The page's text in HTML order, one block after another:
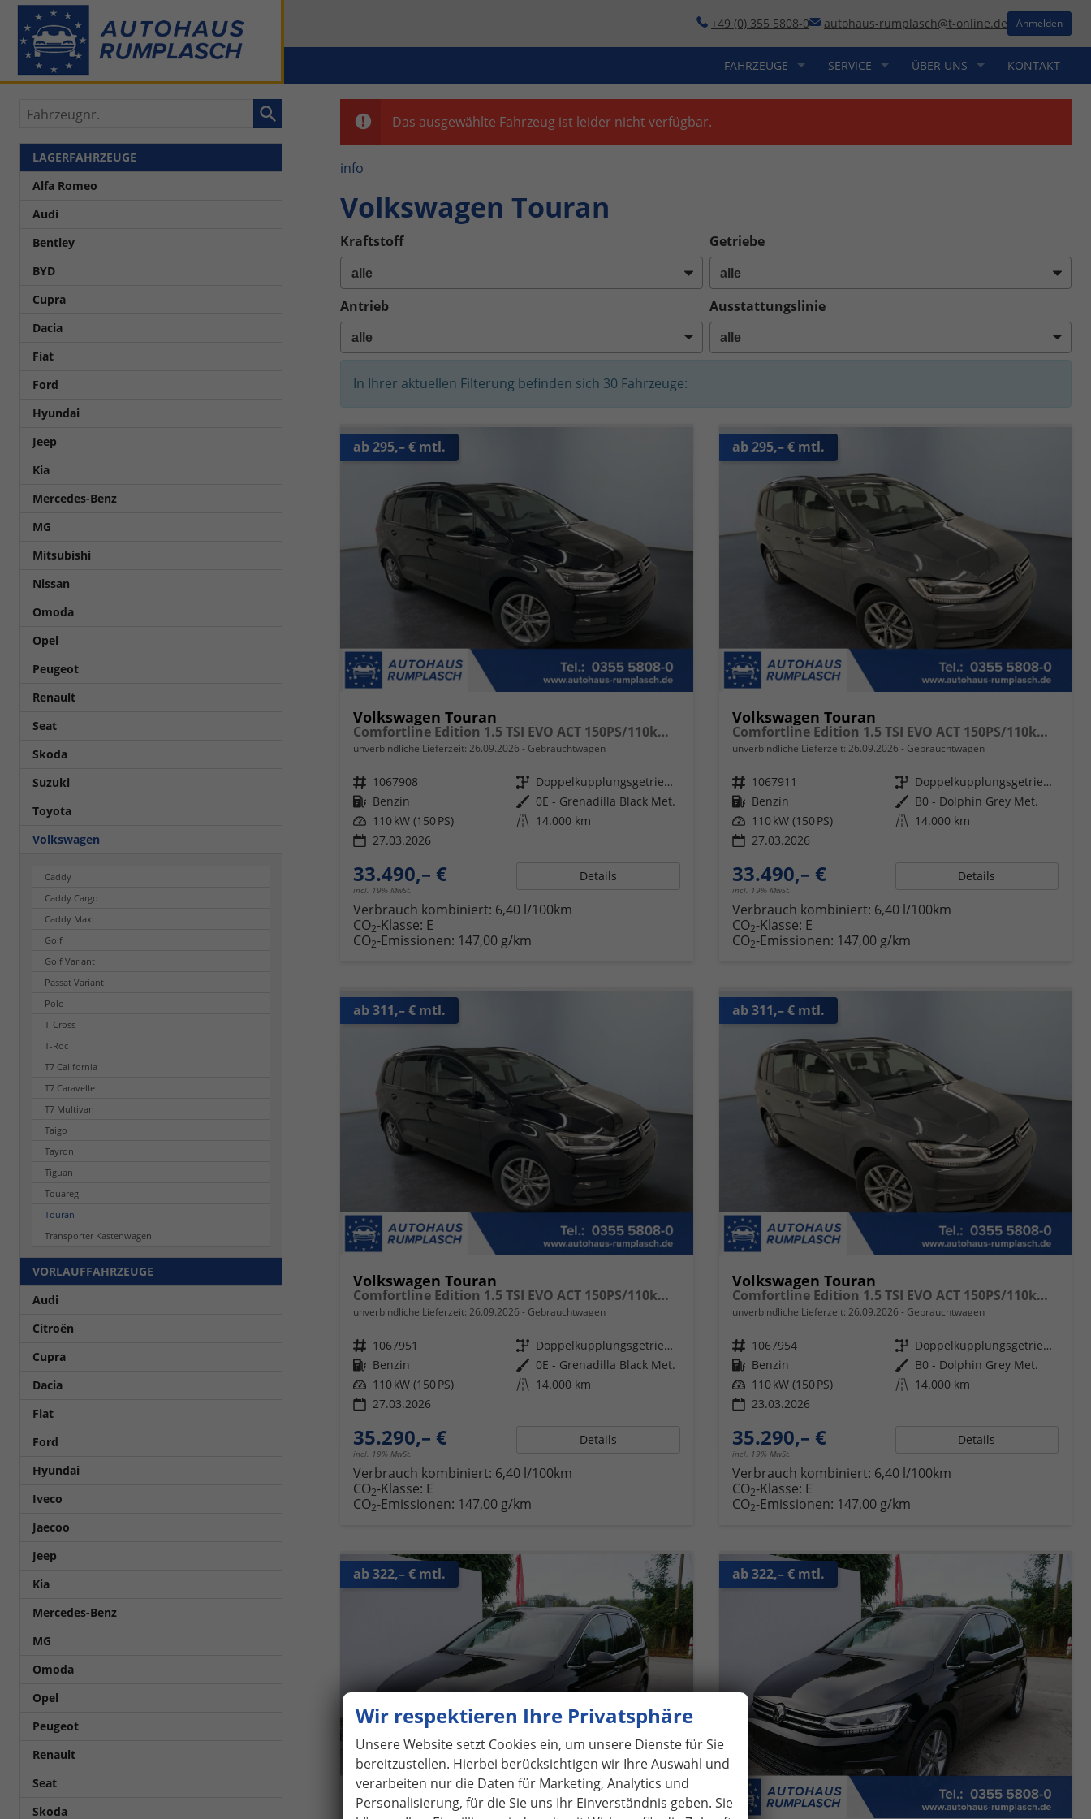
+49 (0) 355 5808-0 autohaus-rumplasch@t-online.de Anmelden
FAHRZEUGE SERVICE ÜBER UNS KONTAKT
Das ausgewählte Fahrzeug ist leider nicht verfügbar.
info
Volkswagen Touran
Kraftstoff Getriebe
Antrieb Ausstattungslinie
In Ihrer aktuellen Filterung befinden sich 30 Fahrzeuge:
ab 295,– € mtl.
Volkswagen Touran
Comfortline Edition 1.5 TSI EVO ACT 150PS/110kW DSG7 2026 +APP-Connect+RFK+17"ALU+SHZ
unverbindliche Lieferzeit:26.09.2026 Gebrauchtwagen
Fahrzeugnr. 1067908 Getriebe
Doppelkupplungsgetriebe (DSG)
Kraftstoff Benzin Außenfarbe 0E - Grenadilla Black Met.
Leistung 110 kW (150 PS) Kilometerstand 14.000 km
27.03.2026
33.490,– €
incl. 19% MwSt.
Details
Verbrauch kombiniert: 6,40 l/100km
CO2-Klasse: E
CO2-Emissionen: 147,00 g/km
ab 295,– € mtl.
Volkswagen Touran
Comfortline Edition 1.5 TSI EVO ACT 150PS/110kW DSG7 2026 +APP-Connect+RFK+17"ALU+SHZ
unverbindliche Lieferzeit: 26.09.2026 Gebrauchtwagen
Fahrzeugnr. 1067911 Getriebe
Doppelkupplungsgetriebe (DSG)
Kraftstoff Benzin Außenfarbe B0 - Dolphin Grey Met.
Leistung 110 kW (150 PS) Kilometerstand 14.000 km
27.03.2026
33.490,– €
incl. 19% MwSt.
Details
Verbrauch kombiniert: 6,40 l/100km
CO2-Klasse: E
CO2-Emissionen: 147,00 g/km
ab 311,– € mtl.
Volkswagen Touran
Comfortline Edition 1.5 TSI EVO ACT 150PS/110kW DSG7 2026 +AHK+TRAILER ASSIST+APP-Connect+RFK+17"ALU+SHZ
unverbindliche Lieferzeit:26.09.2026 Gebrauchtwagen
Fahrzeugnr. 1067951 Getriebe
Doppelkupplungsgetriebe (DSG)
Kraftstoff Benzin Außenfarbe 0E - Grenadilla Black Met.
Leistung 110 kW (150 PS) Kilometerstand 14.000 km
27.03.2026
35.290,– €
incl. 19% MwSt.
Details
Verbrauch kombiniert: 6,40 l/100km
CO2-Klasse: E
CO2-Emissionen: 147,00 g/km
ab 311,– € mtl.
Volkswagen Touran
Comfortline Edition 1.5 TSI EVO ACT 150PS/110kW DSG7 2026 +AHK+TRAILER ASSIST+APP-Connect+RFK+17"ALU+SHZ
unverbindliche Lieferzeit: 26.09.2026 Gebrauchtwagen
Fahrzeugnr. 1067954 Getriebe
Doppelkupplungsgetriebe (DSG)
Kraftstoff Benzin Außenfarbe B0 - Dolphin Grey Met.
Leistung 110 kW (150 PS) Kilometerstand 14.000 km
23.03.2026
35.290,– €
incl. 19% MwSt.
Details
Verbrauch kombiniert: 6,40 l/100km
CO2-Klasse: E
CO2-Emissionen: 147,00 g/km
ab 322,– € mtl. ab 322,– € mtl.
Fahrzeugnr.
LAGERFAHRZEUGE
Alfa Romeo
Audi
Bentley
BYD
Cupra
Dacia
Fiat
Ford
Hyundai
Jeep
Kia
Mercedes-Benz
MG
Mitsubishi
Nissan
Omoda
Opel
Peugeot
Renault
Seat
Skoda
Suzuki
Toyota
Volkswagen
Caddy
Caddy Cargo
Caddy Maxi
Golf
Golf Variant
Passat Variant
Polo
T-Cross
T-Roc
T7 California
T7 Caravelle
T7 Multivan
Taigo
Tayron
Tiguan
Touareg
Touran
Transporter Kastenwagen
VORLAUFFAHRZEUGE
Audi
Citroën
Cupra
Dacia
Fiat
Ford
Hyundai
Iveco
Jaecoo
Jeep
Kia
Mercedes-Benz
MG
Omoda
Opel
Peugeot
Renault
Seat
Skoda
Wir respektieren Ihre Privatsphäre
Unsere Website setzt Cookies ein, um unsere Dienste für Sie
bereitzustellen. Hierbei berücksichtigen wir Ihre Auswahl und
verarbeiten nur die Daten für Marketing, Analytics und
Personalisierung, für die Sie uns Ihr Einverständnis geben. Sie